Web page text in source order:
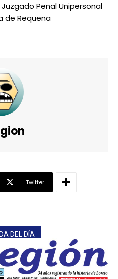
Penal Unipersonal
de Requena
Twitter
DEL DÍA